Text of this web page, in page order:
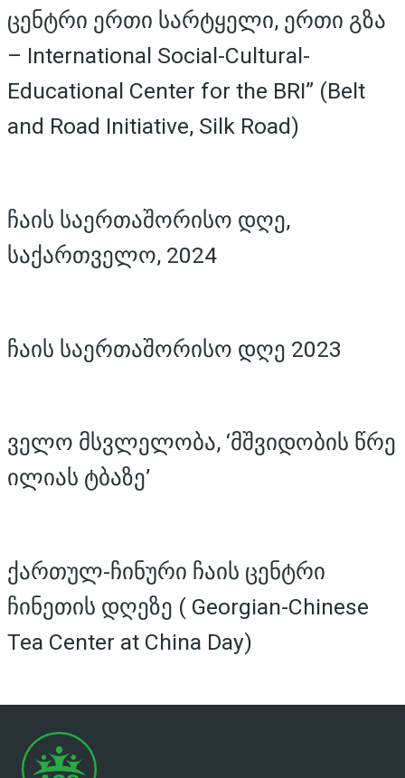
ცენტრი ერთი სარტყელი, ერთი გზა
– International Social-Cultural-
Educational Center for the BRI” (Belt
and Road Initiative, Silk Road)
ჩაის საერთაშორისო დღე,
საქართველო, 2024
ჩაის საერთაშორისო დღე 2023
ველო მსვლელობა, ‘მშვიდობის წრე
ილიას ტბაზე’
ქართულ-ჩინური ჩაის ცენტრი
ჩინეთის დღეზე ( Georgian-Chinese
Tea Center at China Day)